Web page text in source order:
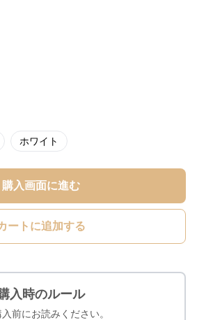
ホワイト
購入画面に進む
ートに追加する
入時のルール
前にお読みください。